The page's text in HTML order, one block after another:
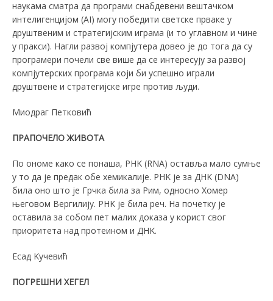
наукама сматра да програми снабдевени вештачком
интелигенцијом (AI) могу победити светске прваке у
друштвеним и стратегијским играма (и то углавном и чине
у пракси). Нагли развој компјутера довео је до тога да су
програмери почели све више да се интересују за развој
компјутерских програма који би успешно играли
друштвене и стратегијске игре против људи.
Миодраг Петковић
ПРАПОЧЕЛО ЖИВОТА
По ономе како се понаша, РНK (RNA) оставља мало сумње
у то да је предак обе хемикалије. РНK је за ДНK (DNA)
била оно што је Грчка била за Рим, односно Хомер
његовом Вергилију. РНK је била реч. На почетку је
оставила за собом пет малих доказа у корист свог
приоритета над протеином и ДНK.
Есад Kучевић
ПОГРЕШНИ ХЕГЕЛ